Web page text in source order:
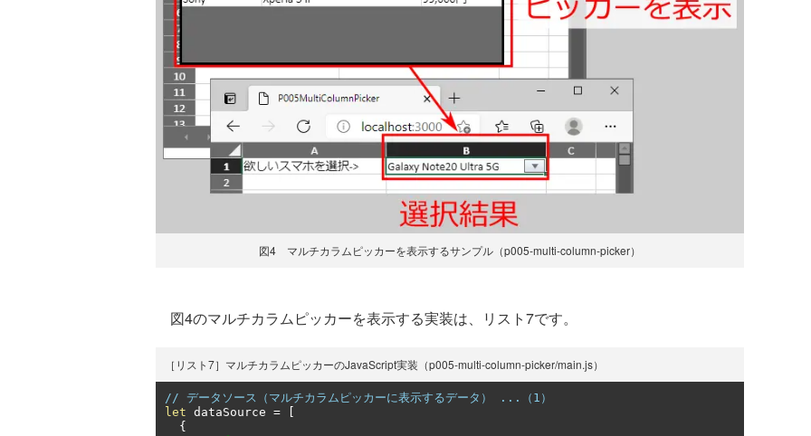
図4 マルチカラムピッカーを表示するサンプル（p005-multi-column-picker）
図4のマルチカラムピッカーを表示する実装は、リスト7です。
［リスト7］マルチカラムピッカーのJavaScript実装（p005-multi-column-picker/main.js）
// データソース（マルチカラムピッカーに表示するデータ） ...（1）
let dataSource =
{